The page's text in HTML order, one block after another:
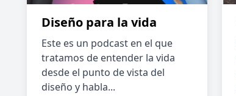
Diseño para la vida
Este es un podcast en el que
tratamos de entender la vida
desde el punto de vista del
diseño y habla...